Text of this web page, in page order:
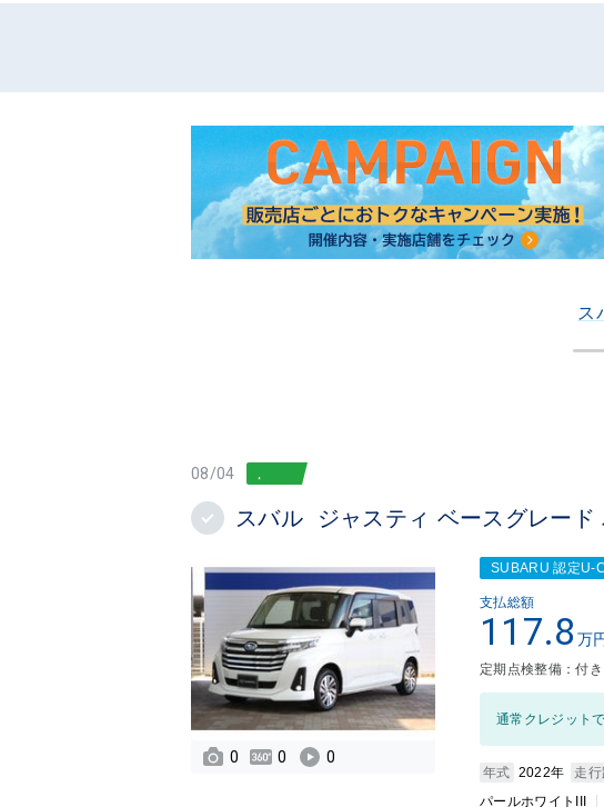
ス
08/04
スバル ジャスティ ベースグレー
0 0 0
SUBARU 認定U-
支払総額
117.8 万
定期点検整備：付き
通常クレジット
年式 2022年 走
パールホワイトIII